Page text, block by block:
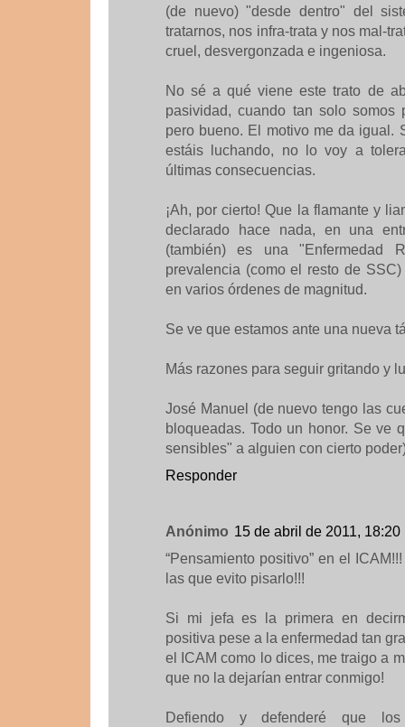
(de nuevo) "desde dentro" del
tratarnos, nos infra-trata y nos mal-
cruel, desvergonzada e ingeniosa.
No sé a qué viene este trato de
pasividad, cuando tan solo somos
pero bueno. El motivo me da igual.
estáis luchando, no lo voy a
últimas consecuencias.
¡Ah, por cierto! Que la flamante y
declarado hace nada, en una
(también) es una
prevalencia (como el resto de
en varios órdenes de magnitud.
Se ve que estamos ante una nueva
Más razones para seguir gritando y
José Manuel (de nuevo tengo las
bloqueadas. Todo un honor. Se ve
sensibles" a alguien con cierto
Responder
Anónimo 15 de abril de 2011, 18:20
“Pensamiento positivo” en el
las que evito pisarlo!!!
Si mi jefa es la primera en
positiva pese a la enfermedad tan
el ICAM como lo dices, me traigo a
que no la dejarían entrar conmigo!
Defiendo y defenderé que